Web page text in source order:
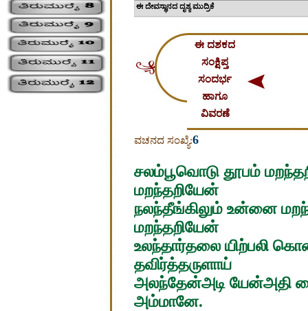
ಈ ದೇವಸ್ಥಾನದ
ಈ ದಶಕದ
ಸಂಕ್ಷಿಪ್ತ
ಸಂದರ್ಭ
ಹಾಗೂ
ವಿವರಣೆ
ವಚನದ ಸಂಖ್ಯೆ:6
சலம்பூவொடு தூபம்
மறந்தறியேன்
நலந்தீங்கிலும் உன்னை
மறந்தறியேன்
உலந்தார்தலை யிற்பலி
தவிர்த்தருளாய்
அலந்தேன்அடி யேன்அதி
அம்மானே.